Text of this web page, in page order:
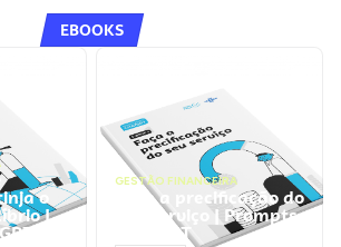
EBOOKS
o
|
GESTÃO FINANCEIRA
Faça a precificação do
seu serviço | Prompts
ChatGPT